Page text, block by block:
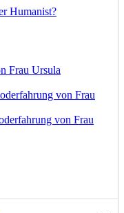
Humanist?
Frau Ursula
von Frau
von Frau